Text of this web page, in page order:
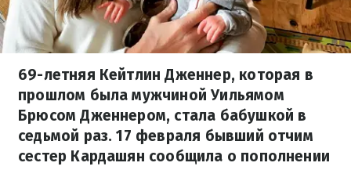
69-летняя Кейтлин Дженнер, которая в
прошлом была мужчиной Уильямом
Брюсом Дженнером, стала бабушкой в
седьмой раз. 17 февраля бывший отчим
сестер Кардашян сообщила о пополнении